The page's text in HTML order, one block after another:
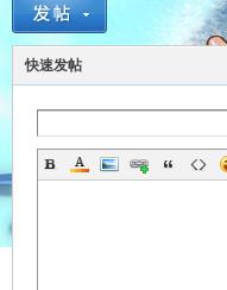
快速发帖